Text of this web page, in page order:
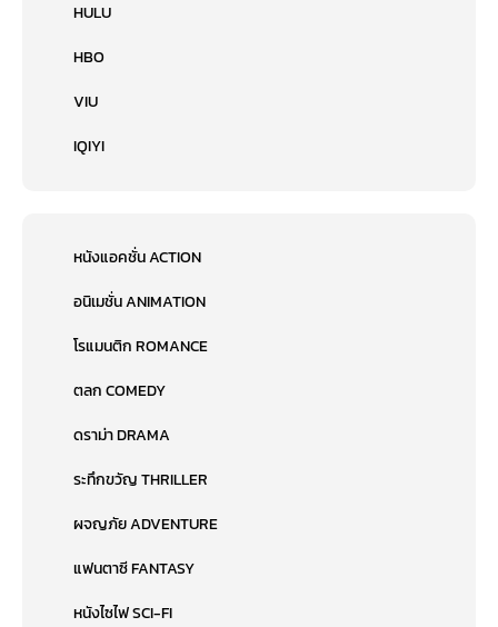
HULU
HBO
VIU
IQIYI
หนังแอคชั่น ACTION
อนิเมชั่น ANIMATION
โรแมนติก ROMANCE
ตลก COMEDY
ดราม่า DRAMA
ระทึกขวัญ THRILLER
ผจญภัย ADVENTURE
แฟนตาซี FANTASY
หนังไซไฟ SCI-FI